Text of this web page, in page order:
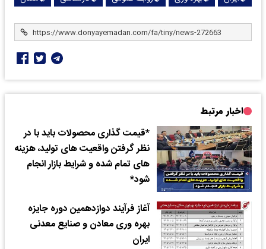
اخبار مرتبط
*قیمت‌ گذاری محصولات باید با در
نظر گرفتن واقعیت‌ های تولید، هزینه‌
های تمام‌ شده و شرایط بازار انجام
شود*
آغاز فرآیند دوازدهمین دوره جایزه
بهره وری معادن و صنایع معدنی
ایران